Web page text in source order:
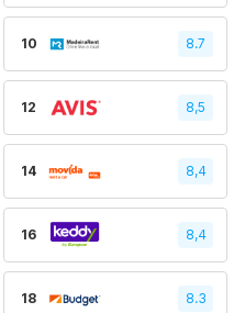
10 8.7
12 8,5
14 8,4
16 8,4
18 8.3